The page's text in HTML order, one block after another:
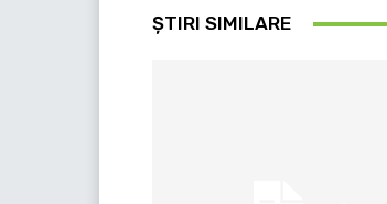
ȘTIRI SIMILARE